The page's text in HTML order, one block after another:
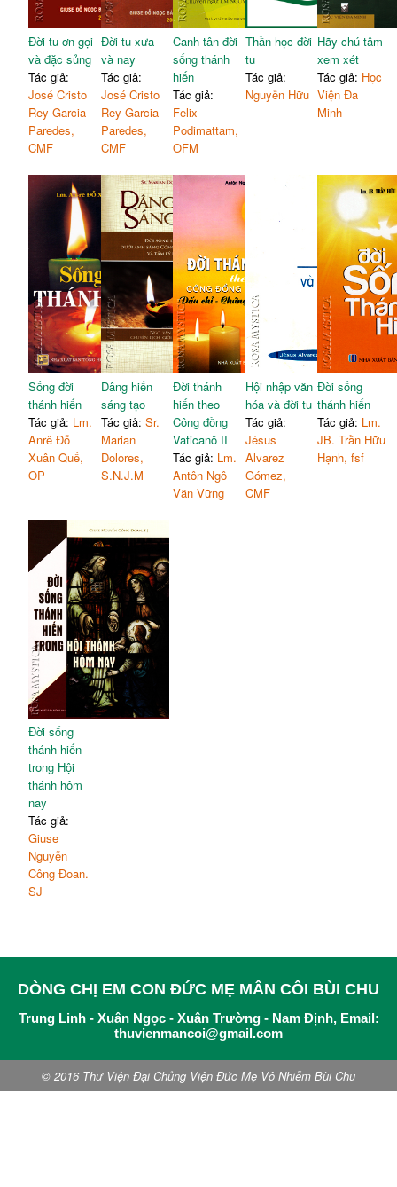
Đời tu ơn gọi
và đặc sủng
Tác giả:
José Cristo
Rey Garcia
Paredes,
CMF
Đời tu xưa
và nay
Tác giả:
José Cristo
Rey Garcia
Paredes,
CMF
Canh tân đời
sống thánh
hiến
Tác giả:
Felix
Podimattam,
OFM
Thần học đời
tu
Tác giả:
Nguyễn Hữu
Hãy chú tâm
xem xét
Tác giả: Học
Viện Đa
Minh
Sống đời
thánh hiến
Tác giả: Lm.
Anrê Đỗ
Xuân Quế,
OP
Dâng hiến
sáng tạo
Tác giả: Sr.
Marian
Dolores,
S.N.J.M
Đời thánh
hiến theo
Công đồng
Vaticanô II
Tác giả: Lm.
Antôn Ngô
Văn Vững
Hội nhập văn
hóa và đời tu
Tác giả:
Jésus
Alvarez
Gómez,
CMF
Đời sống
thánh hiến
Tác giả: Lm.
JB. Trần Hữu
Hạnh, fsf
Đời sống
thánh hiến
trong Hội
thánh hôm
nay
Tác giả:
Giuse
Nguyễn
Công Đoan.
SJ
DÒNG CHỊ EM CON ĐỨC MẸ MÂN CÔI BÙI CHU
Trung Linh - Xuân Ngọc - Xuân Trường - Nam Định, Email:
thuvienmancoi@gmail.com
© 2016 Thư Viện Đại Chủng Viện Đức Mẹ Vô Nhiễm Bùi Chu